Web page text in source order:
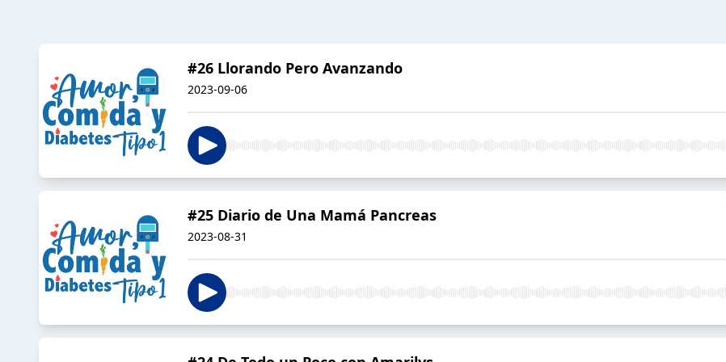
#26 Llorando Pero Avanzando
2023-09-06
#25 Diario de Una Mamá Pancreas
2023-08-31